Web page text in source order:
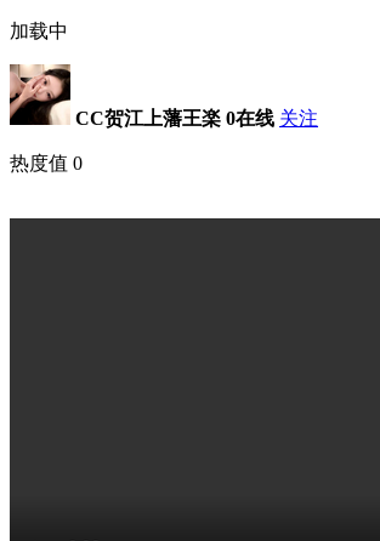
加载中
CC贺江上藩王楽 0在线 关注
热度值 0